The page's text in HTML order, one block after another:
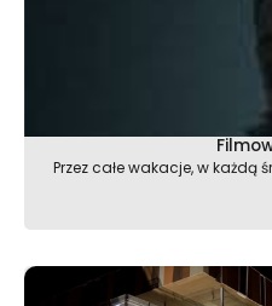
Przez całe wakacje, w każdą